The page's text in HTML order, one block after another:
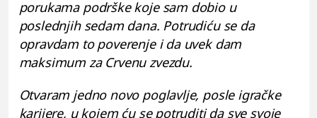
porukama podrške koje sam dobio u
poslednjih sedam dana. Potrudiću se da
opravdam to poverenje i da uvek dam
maksimum za Crvenu zvezdu.
Otvaram jedno novo poglavlje, posle igračke
karijere, u kojem ću se potruditi da sve svoje